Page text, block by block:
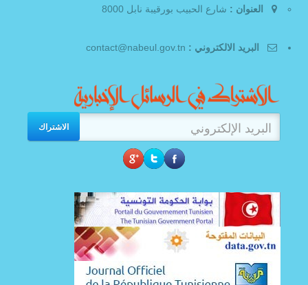
العنوان : شارع الحبيب بورقيبة نابل 8000
البريد الالكتروني :
الاشتراك